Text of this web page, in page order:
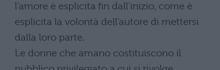
l’amore è esplicita fin dall’inizio, come è
esplicita la volontà dell’autore di mettersi
dalla loro parte.
Le donne che amano costituiscono il